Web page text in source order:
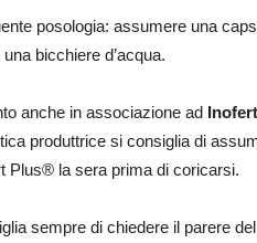
posologia: assumere una
bicchiere d’acqua.
anche in associazione ad
produttrice si consiglia di
Plus® la sera prima di coricarsi.
sempre di chiedere il parere